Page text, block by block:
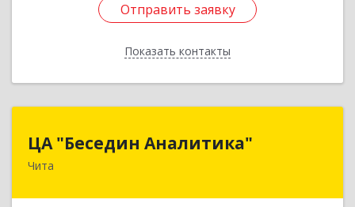
Отправить заявку
Показать контакты
Отправить заявку
Назад
ЦА "Беседин Аналитика"
Чита